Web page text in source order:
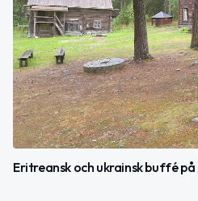
Eritreansk och ukrainsk buffé